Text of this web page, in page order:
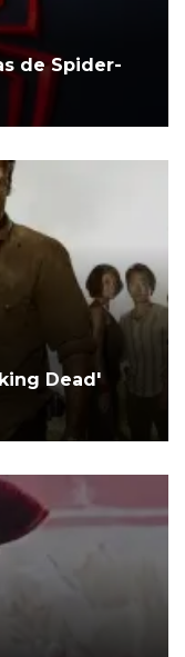
de Spider-
Dead'